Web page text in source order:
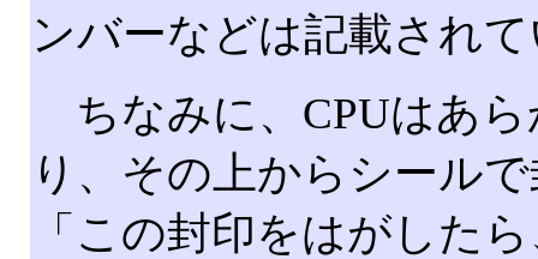
ンバーなどは記載され
ちなみに、CPUはあら
り、その上からシール
「この封印をはがした